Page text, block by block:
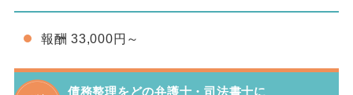
報酬 33,000円～
債務整理をどの弁護士・司法書士に